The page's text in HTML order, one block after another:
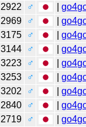
2922 ♂ |
2969 ♂ |
3175 ♂ |
3144 ♂ |
3223 ♂ |
3253 ♂ |
3202 ♂ |
2840 ♂ |
2719 ♂ |